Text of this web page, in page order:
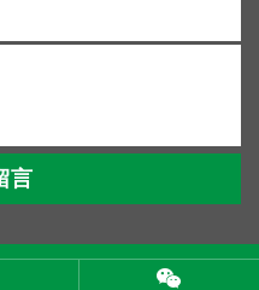
文科技有限公司